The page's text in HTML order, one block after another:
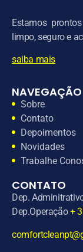
Estamos
limpo, seguro e
saiba mais
NAVEGAÇÃO
Sobre
Contato
Depoimentos
Novidades
Trabalhe
CONTATO
Dep.
Dep.Operação+